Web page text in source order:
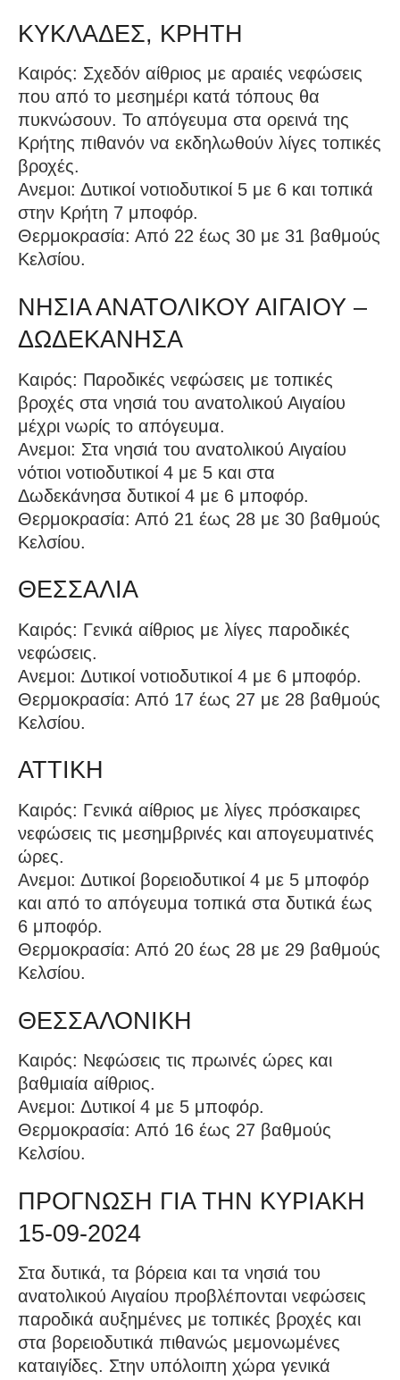
ΚΥΚΛΑΔΕΣ, ΚΡΗΤΗ
Καιρός: Σχεδόν αίθριος με αραιές νεφώσεις
που από το μεσημέρι κατά τόπους θα
πυκνώσουν. Το απόγευμα στα ορεινά της
Κρήτης πιθανόν να εκδηλωθούν λίγες τοπικές
βροχές.
Ανεμοι: Δυτικοί νοτιοδυτικοί 5 με 6 και τοπικά
στην Κρήτη 7 μποφόρ.
Θερμοκρασία: Από 22 έως 30 με 31 βαθμούς
Κελσίου.
ΝΗΣΙΑ ΑΝΑΤΟΛΙΚΟΥ ΑΙΓΑΙΟΥ –
ΔΩΔΕΚΑΝΗΣΑ
Καιρός: Παροδικές νεφώσεις με τοπικές
βροχές στα νησιά του ανατολικού Αιγαίου
μέχρι νωρίς το απόγευμα.
Ανεμοι: Στα νησιά του ανατολικού Αιγαίου
νότιοι νοτιοδυτικοί 4 με 5 και στα
Δωδεκάνησα δυτικοί 4 με 6 μποφόρ.
Θερμοκρασία: Από 21 έως 28 με 30 βαθμούς
Κελσίου.
ΘΕΣΣΑΛΙΑ
Καιρός: Γενικά αίθριος με λίγες παροδικές
νεφώσεις.
Ανεμοι: Δυτικοί νοτιοδυτικοί 4 με 6 μποφόρ.
Θερμοκρασία: Από 17 έως 27 με 28 βαθμούς
Κελσίου.
ΑΤΤΙΚΗ
Καιρός: Γενικά αίθριος με λίγες πρόσκαιρες
νεφώσεις τις μεσημβρινές και απογευματινές
ώρες.
Ανεμοι: Δυτικοί βορειοδυτικοί 4 με 5 μποφόρ
και από το απόγευμα τοπικά στα δυτικά έως
6 μποφόρ.
Θερμοκρασία: Από 20 έως 28 με 29 βαθμούς
Κελσίου.
ΘΕΣΣΑΛΟΝΙΚΗ
Καιρός: Νεφώσεις τις πρωινές ώρες και
βαθμιαία αίθριος.
Ανεμοι: Δυτικοί 4 με 5 μποφόρ.
Θερμοκρασία: Από 16 έως 27 βαθμούς
Κελσίου.
ΠΡΟΓΝΩΣΗ ΓΙΑ ΤΗΝ ΚΥΡΙΑΚΗ
15-09-2024
Στα δυτικά, τα βόρεια και τα νησιά του
ανατολικού Αιγαίου προβλέπονται νεφώσεις
παροδικά αυξημένες με τοπικές βροχές και
στα βορειοδυτικά πιθανώς μεμονωμένες
καταιγίδες. Στην υπόλοιπη χώρα γενικά